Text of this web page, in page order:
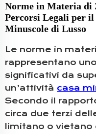
Norme in Materia di
Percorsi Legali per il
Minuscole di Lusso
Le norme in
rappresentano
significativi da
un’attività casa
Secondo il
circa due terzi
limitano o